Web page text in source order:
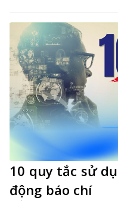
10 quy tắc sử
động báo chí